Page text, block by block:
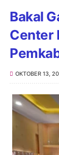
Bakal
Center
OKTOBER 13,